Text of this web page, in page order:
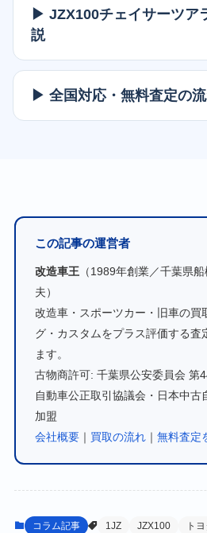
▶ JZX100チェイサーツア
説
▶ 全国対応・無料査定の
この記事の運営者
改造車王（1989年創業／千葉県
夫）
改造車・スポーツカー・旧車の買
グ・カスタムをプラス評価する査
ます。
古物商許可: 千葉県公安委員会 第
自動車公正取引協議会・日本中古
加盟
会社概要｜ 買取の流れ｜ 無料査定
コラム記事 1JZ JZX100 ト